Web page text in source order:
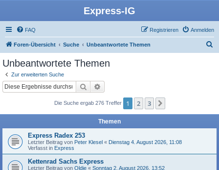
Express-IG
FAQ Anmelden
Registrieren
Foren-Übersicht Suche Unbeantwortete Themen
Unbeantwortete Themen
Zur erweiterten Suche
Suche
Die Suche ergab 276 Treffer 1 2 3
Themen
Express Radex 253
Letzter Beitrag von Peter Klesel « Dienstag 4. August 2026, 11:08
Verfasst in Express
Kettenrad Sachs Express
Letzter Beitrag von Oldie « Sonntag 2. August 2026, 13:52